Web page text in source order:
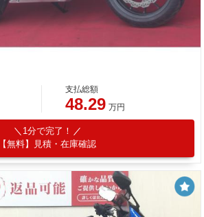
支払総額
48.29 万円
1分で完了！
【無料】見積・在庫確認